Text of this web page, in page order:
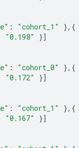
: "cohort_1"
},{
"0.198"
}]
: "cohort_0"
},{
"0.172"
}]
: "cohort_1"
},{
"0.167"
}]